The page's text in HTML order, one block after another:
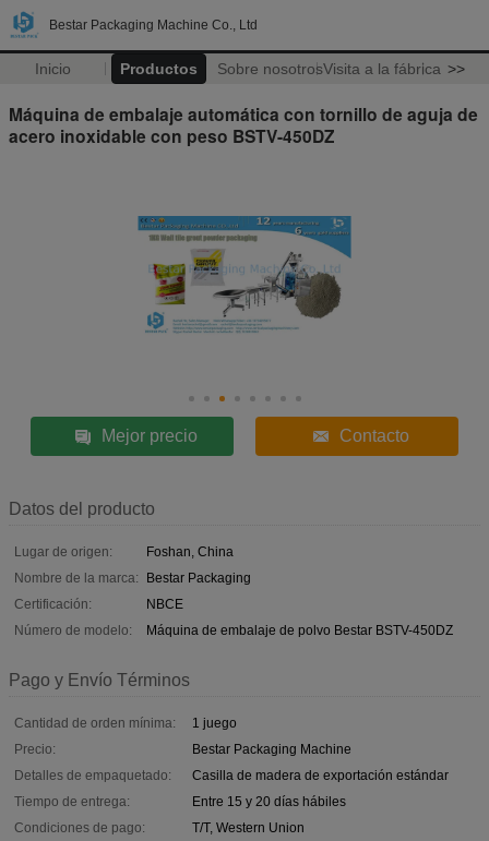
Bestar Packaging Machine Co., Ltd
Inicio Productos Sobre nosotrosVisita a la fábrica >>
Máquina de embalaje automática con tornillo de aguja de
acero inoxidable con peso BSTV-450DZ
Mejor precio Contacto
Datos del producto
Lugar de origen:
Foshan, China
Nombre de la marca:
Bestar Packaging
Certificación:
NBCE
Número de modelo:
Máquina de embalaje de polvo Bestar BSTV-450DZ
Pago y Envío Términos
Cantidad de orden mínima:
1 juego
Precio:
Bestar Packaging Machine
Detalles de empaquetado:
Casilla de madera de exportación estándar
Tiempo de entrega:
Entre 15 y 20 días hábiles
Condiciones de pago:
T/T, Western Union